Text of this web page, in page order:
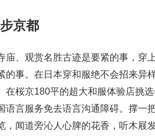
京都
庙、观赏名胜古迹是要紧的事，穿
的事。在日本穿和服绝不会招来异
在桜京180平的超大和服体验店挑
语言服务免去语言沟通障碍。撑一
，闻道旁沁人心脾的花香，听木屐